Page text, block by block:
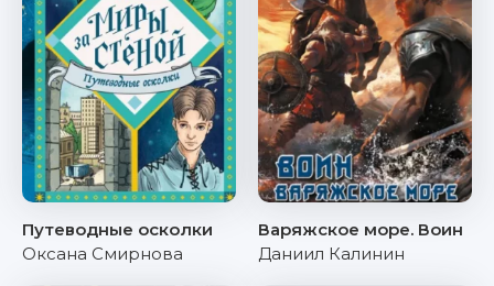
Путеводные осколки
Оксана Смирнова
Варяжское море. Воин
Даниил Калинин